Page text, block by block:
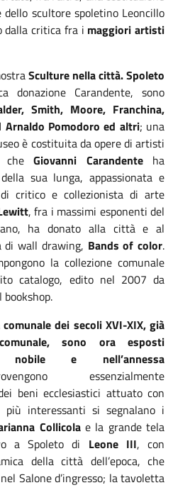
scultore spoletino Leoncillo
dalla critica fra i maggiori artisti
Sculture nella città. Spoleto
Carandente, sono
Smith, Moore, Franchina,
Arnaldo Pomodoro ed altri; una
è costituita da opere di artisti
Giovanni Carandenteha
sua lunga, appassionata e
critico e collezionista di arte
, fra i massimi esponenti del
ha donato alla città e al
di wall drawing, Bands of color.
la collezione comunale
catalogo, edito nel 2007 da
dei secoli XVI-XIX, già
sono ora esposti
nobile e nell’annessa
essenzialmente
beni ecclesiastici attuato con
più interessanti si segnalano i
Collicolae la grande tela
a Spoleto di Leone III, con
della città dell’epoca, che
Salone d’ingresso; la tavoletta